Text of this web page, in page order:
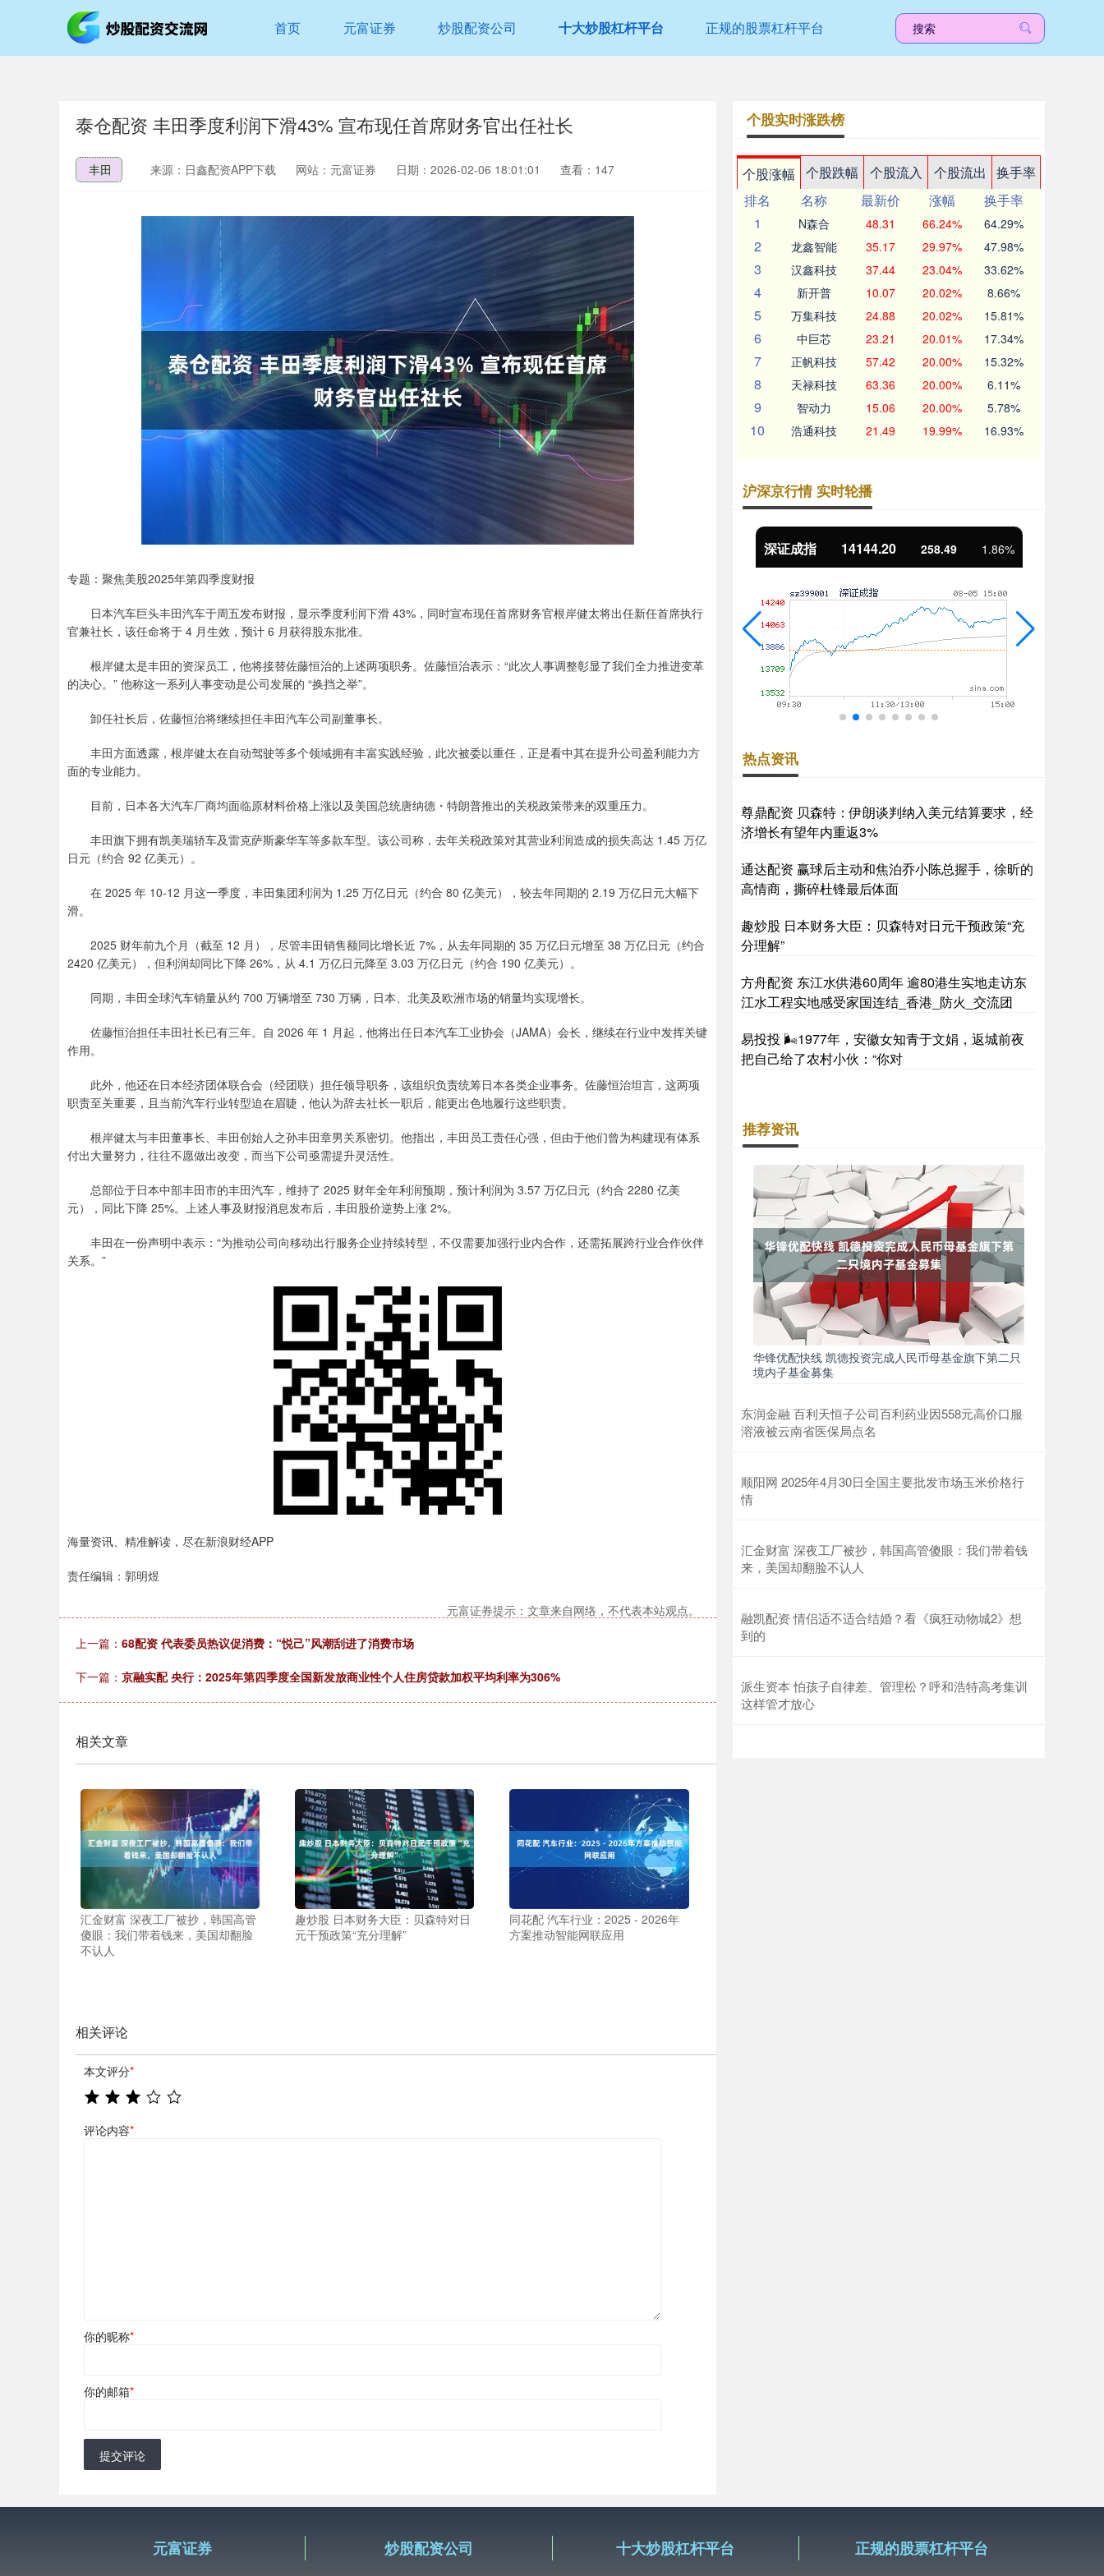
首页 元富证券 炒股配资公司 十大炒股杠杆平台 正规的股票杠杆平台
泰仓配资 丰田季度利润下滑43% 宣布现任首席财务官出任社长
丰田 来源：日鑫配资APP下载 网站：元富证券 日期：2026-02-06 18:01:01 查看：147
专题：聚焦美股2025年第四季度财报
日本汽车巨头丰田汽车于周五发布财报，显示季度利润下滑 43%，同时宣布现任首席财务官根岸健太将出任新任首席执行
官兼社长，该任命将于 4 月生效，预计 6 月获得股东批准。
根岸健太是丰田的资深员工，他将接替佐藤恒治的上述两项职务。佐藤恒治表示：“此次人事调整彰显了我们全力推进变革
的决心。” 他称这一系列人事变动是公司发展的 “换挡之举”。
卸任社长后，佐藤恒治将继续担任丰田汽车公司副董事长。
丰田方面透露，根岸健太在自动驾驶等多个领域拥有丰富实践经验，此次被委以重任，正是看中其在提升公司盈利能力方
面的专业能力。
目前，日本各大汽车厂商均面临原材料价格上涨以及美国总统唐纳德・特朗普推出的关税政策带来的双重压力。
丰田旗下拥有凯美瑞轿车及雷克萨斯豪华车等多款车型。该公司称，去年关税政策对其营业利润造成的损失高达 1.45 万亿
日元（约合 92 亿美元）。
在 2025 年 10-12 月这一季度，丰田集团利润为 1.25 万亿日元（约合 80 亿美元），较去年同期的 2.19 万亿日元大幅下
滑。
2025 财年前九个月（截至 12 月），尽管丰田销售额同比增长近 7%，从去年同期的 35 万亿日元增至 38 万亿日元（约合
2420 亿美元），但利润却同比下降 26%，从 4.1 万亿日元降至 3.03 万亿日元（约合 190 亿美元）。
同期，丰田全球汽车销量从约 700 万辆增至 730 万辆，日本、北美及欧洲市场的销量均实现增长。
佐藤恒治担任丰田社长已有三年。自 2026 年 1 月起，他将出任日本汽车工业协会（JAMA）会长，继续在行业中发挥关键
作用。
此外，他还在日本经济团体联合会（经团联）担任领导职务，该组织负责统筹日本各类企业事务。佐藤恒治坦言，这两项
职责至关重要，且当前汽车行业转型迫在眉睫，他认为辞去社长一职后，能更出色地履行这些职责。
根岸健太与丰田董事长、丰田创始人之孙丰田章男关系密切。他指出，丰田员工责任心强，但由于他们曾为构建现有体系
付出大量努力，往往不愿做出改变，而当下公司亟需提升灵活性。
总部位于日本中部丰田市的丰田汽车，维持了 2025 财年全年利润预期，预计利润为 3.57 万亿日元（约合 2280 亿美
元），同比下降 25%。上述人事及财报消息发布后，丰田股价逆势上涨 2%。
丰田在一份声明中表示：“为推动公司向移动出行服务企业持续转型，不仅需要加强行业内合作，还需拓展跨行业合作伙伴
关系。”
海量资讯、精准解读，尽在新浪财经APP
责任编辑：郭明煜
元富证券提示：文章来自网络，不代表本站观点。
上一篇： 68配资 代表委员热议促消费：“悦己”风潮刮进了消费市场
下一篇： 京融实配 央行：2025年第四季度全国新发放商业性个人住房贷款加权平均利率为306%
相关文章
汇金财富 深夜工厂被抄，韩国高管
傻眼：我们带着钱来，美国却翻脸
不认人
趣炒股 日本财务大臣：贝森特对日
元干预政策“充分理解”
同花配 汽车行业：2025 - 2026年
方案推动智能网联应用
相关评论
本文评分*
评论内容*
你的昵称*
你的邮箱*
提交评论
个股实时涨跌榜
个股涨幅 个股跌幅 个股流入 个股流出
换手率
排名
名称 最新价 涨幅
换手率
1
N森合 48.31 66.24% 64.29%
2 龙鑫智能 35.17 29.97% 47.98%
3 汉鑫科技 37.44 23.04% 33.62%
4 新开普 10.07 20.02% 8.66%
5 万集科技 24.88 20.02% 15.81%
6 中巨芯 23.21 20.01% 17.34%
7 正帆科技 57.42 20.00% 15.32%
8 天禄科技 63.36 20.00% 6.11%
9 智动力 15.06 20.00% 5.78%
10 浩通科技 21.49 19.99% 16.93%
沪深京行情 实时轮播
上证指数 3878.43 56.15 1.47% 深证成指 14144.20 258.49 沪深300 4658.15 57.22 1.24%
热点资讯
尊鼎配资 贝森特：伊朗谈判纳入美元结算要求，经
济增长有望年内重返3%
通达配资 赢球后主动和焦泊乔小陈总握手，徐昕的
高情商，撕碎杜锋最后体面
趣炒股 日本财务大臣：贝森特对日元干预政策“充
分理解”
方舟配资 东江水供港60周年 逾80港生实地走访东
江水工程实地感受家国连结_香港_防火_交流团
易投投 🌬1977年，安徽女知青于文娟，返城前夜
把自己给了农村小伙：“你对
推荐资讯
华锋优配快线 凯德投资完成人民币母基金旗下第二只
境内子基金募集
东润金融 百利天恒子公司百利药业因558元高价口服
溶液被云南省医保局点名
顺阳网 2025年4月30日全国主要批发市场玉米价格行
情
汇金财富 深夜工厂被抄，韩国高管傻眼：我们带着钱
来，美国却翻脸不认人
融凯配资 情侣适不适合结婚？看《疯狂动物城2》想
到的
派生资本 怕孩子自律差、管理松？呼和浩特高考集训
这样管才放心
元富证券 炒股配资公司 十大炒股杠杆平台 正规的股票杠杆平台